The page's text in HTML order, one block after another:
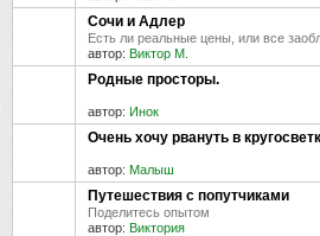
Сочи и Адлер
Есть ли реальные цены, или все
автор: Виктор М.
Родные просторы.
автор: Инок
Очень хочу рвануть в
автор: Малыш
Путешествия с попутчиками
Поделитесь опытом
автор: Виктория